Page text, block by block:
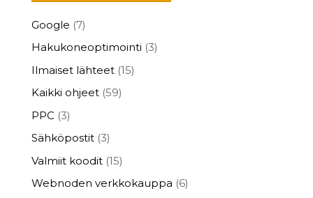
Google (7)
Hakukoneoptimointi (3)
Ilmaiset lähteet(15)
Kaikki ohjeet(59)
PPC (3)
Sähköpostit(3)
Valmiit koodit(15)
Webnoden verkkokauppa (6)